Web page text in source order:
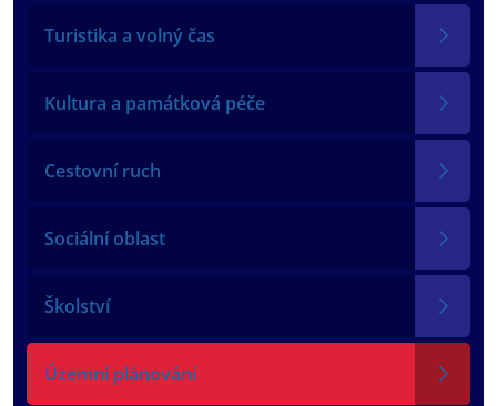
Turistika a volný čas
Kultura a památková péče
Cestovní ruch
Sociální oblast
Školství
Územní plánování